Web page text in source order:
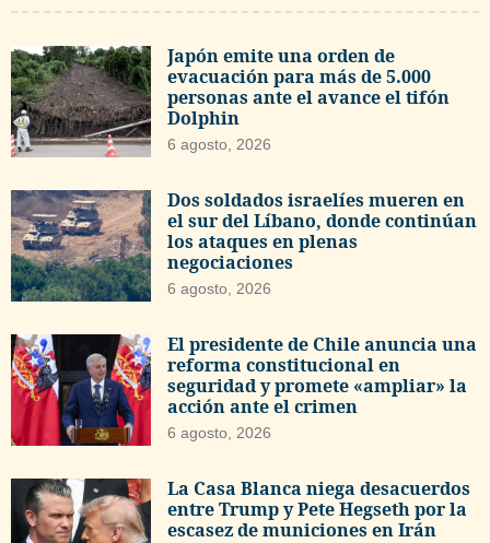
Japón emite una orden de
evacuación para más de 5.000
personas ante el avance el tifón
Dolphin
6 agosto, 2026
Dos soldados israelíes mueren en
el sur del Líbano, donde continúan
los ataques en plenas
negociaciones
6 agosto, 2026
El presidente de Chile anuncia una
reforma constitucional en
seguridad y promete «ampliar» la
acción ante el crimen
6 agosto, 2026
La Casa Blanca niega desacuerdos
entre Trump y Pete Hegseth por la
escasez de municiones en Irán